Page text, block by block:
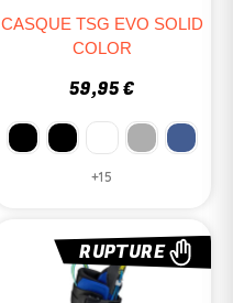
CASQUE TSG EVO SOLID
COLOR
59,95 €
+15
RUPTURE